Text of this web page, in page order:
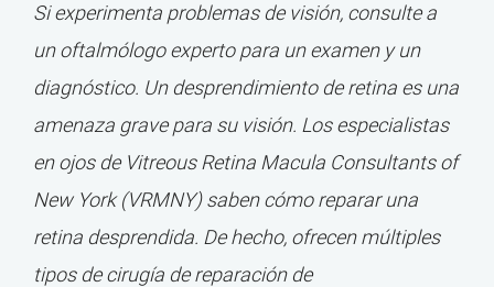
Si experimenta problemas de visión, consulte a
un oftalmólogo experto para un examen y un
diagnóstico. Un desprendimiento de retina es una
amenaza grave para su visión. Los especialistas
en ojos de Vitreous Retina Macula Consultants of
New York (VRMNY) saben cómo reparar una
retina desprendida. De hecho, ofrecen múltiples
tipos de cirugía de reparación de